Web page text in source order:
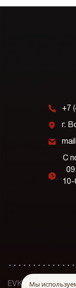
m +7
j г.
k
l
С
10-
EVKKA © Все
Мы